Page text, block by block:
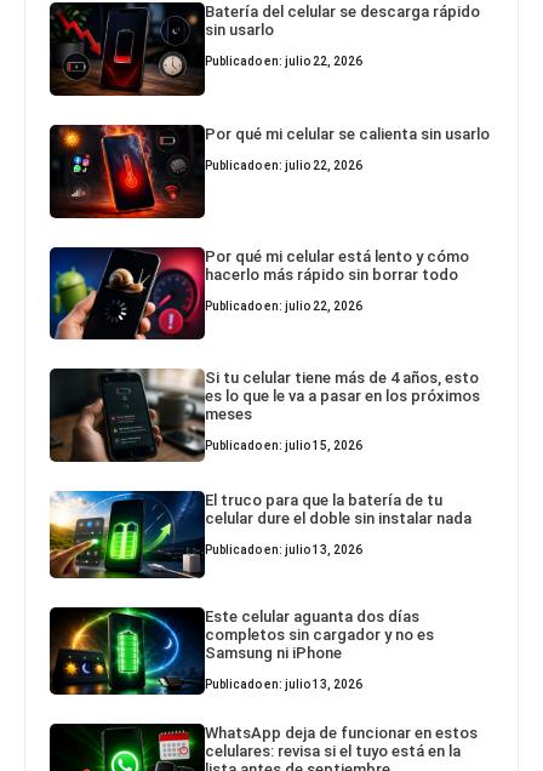
Batería del celular se descarga rápido
sin usarlo
Publicado en: julio 22, 2026
Por qué mi celular se calienta sin usarlo
Publicado en: julio 22, 2026
Por qué mi celular está lento y cómo
hacerlo más rápido sin borrar todo
Publicado en: julio 22, 2026
Si tu celular tiene más de 4 años, esto
es lo que le va a pasar en los próximos
meses
Publicado en: julio 15, 2026
El truco para que la batería de tu
celular dure el doble sin instalar nada
Publicado en: julio 13, 2026
Este celular aguanta dos días
completos sin cargador y no es
Samsung ni iPhone
Publicado en: julio 13, 2026
WhatsApp deja de funcionar en estos
celulares: revisa si el tuyo está en la